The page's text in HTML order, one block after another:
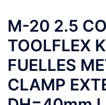
M-20 2.5
TOOLFLEX
FUELLES
CLAMP